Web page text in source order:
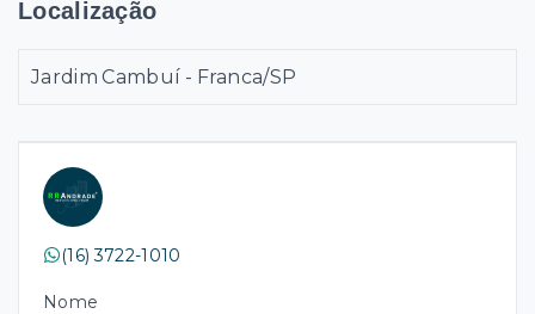
(16) 3722-1010
Nome
Localização
Jardim Cambuí - Franca/SP